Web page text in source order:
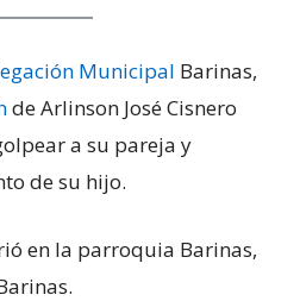
Municipal Barinas,
de Arlinson José Cisnero
a su pareja y
de su hijo.
en la parroquia Barinas,